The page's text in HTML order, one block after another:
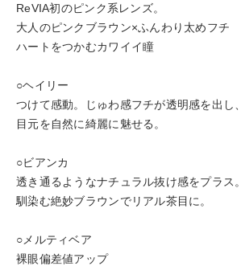
ReVIA初のピンク系レンズ。
大人のピンクブラウン×ふんわり太めフチ
ハートをつかむカワイイ瞳
○ヘイリー
つけて感動。じゅわ感フチが透明感を出し、
目元を自然に綺麗に魅せる。
○ビアンカ
透き通るようなナチュラル抜け感をプラス。
馴染む絶妙ブラウンでリアル茶目に。
○メルティベア
裸眼偏差値アップ